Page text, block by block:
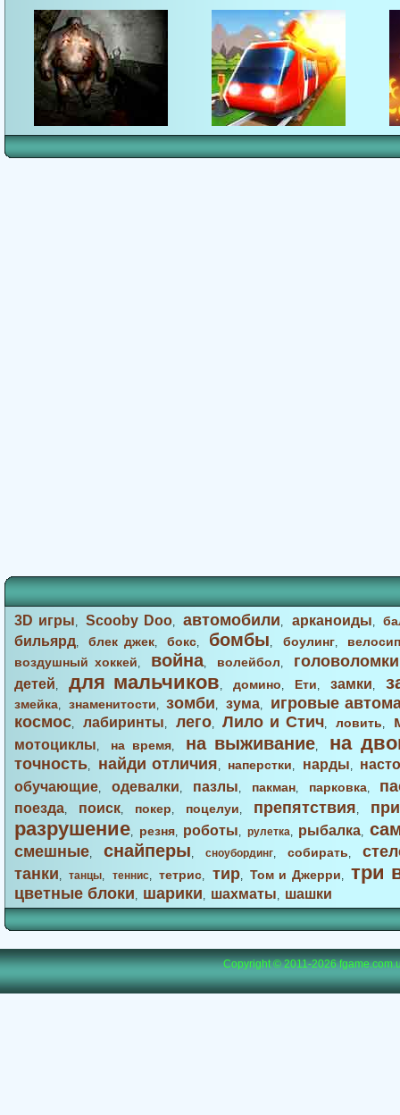
3D игры,Scooby Doo,автомобили, арканоиды,
бильярд,блек джек,бокс, бомбы, боулинг,
воздушный хоккей, война, волейбол, головоломки
детей, для мальчиков, домино, Ети, замки,
змейка, знаменитости,зомби, зума,
игровые
космос, лабиринты, лего,Лило и Стич,ловить,
мотоциклы, на время, на выживание, на
точность, найди отличия, наперстки, нарды,
обучающие, одевалки, пазлы, пакман, парковка,
поезда, поиск, покер, поцелуи, препятствия,
разрушение, резня, роботы, рулетка, рыбалка,
смешные, снайперы, сноубординг, собирать,
танки,танцы, теннис,тетрис, тир,Том и Джерри, три
цветные блоки, шарики, шахматы, шашки
Copyright © 2011-2026